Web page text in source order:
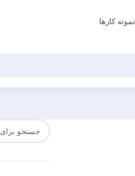
نمونه کارها